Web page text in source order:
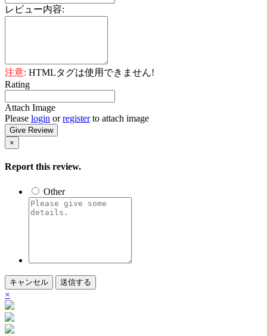
レビュー内容:
注意: HTMLタグは使用できません!
Rating
Attach Image
Please login orregisterto attach image
Give Review
×
Report this review.
Other
キャンセル 送信する
×